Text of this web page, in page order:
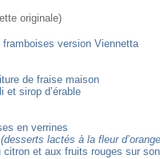
originale)
version Viennetta
de fraise maison
et sirop d’érable
en verrines
(desserts lactés à la fleur
citron et aux fruits rouges sur